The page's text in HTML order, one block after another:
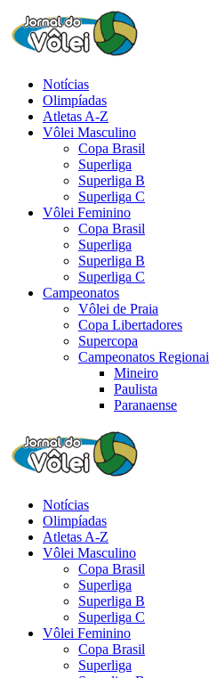
Notícias
Olimpíadas
Atletas A-Z
Vôlei Masculino
Copa Brasil
Superliga
Superliga B
Superliga C
Vôlei Feminino
Copa Brasil
Superliga
Superliga B
Superliga C
Campeonatos
Vôlei de Praia
Copa Libertadores
Supercopa
Campeonatos
Mineiro
Paulista
Paranaense
Notícias
Olimpíadas
Atletas A-Z
Vôlei Masculino
Copa Brasil
Superliga
Superliga B
Superliga C
Vôlei Feminino
Copa Brasil
Superliga